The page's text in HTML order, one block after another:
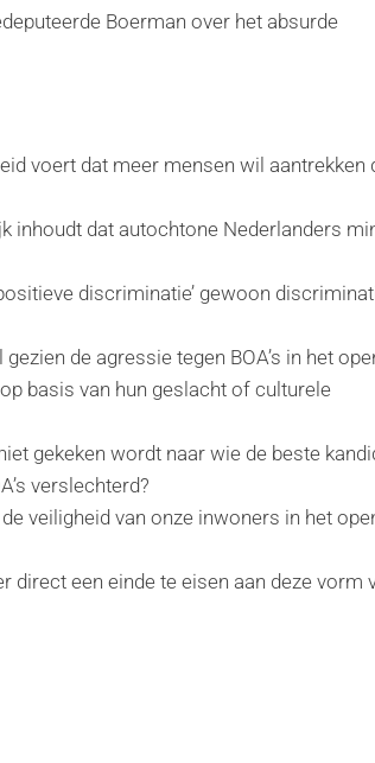
Boerman over het absurde
voert dat meer mensen wil aantrekken
inhoudt dat autochtone Nederlanders
discriminatie’ gewoon
de agressie tegen BOA’s in het
basis van hun geslacht of culturele
gekeken wordt naar wie de beste
verslechterd?
veiligheid van onze inwoners in het
een einde te eisen aan deze vorm